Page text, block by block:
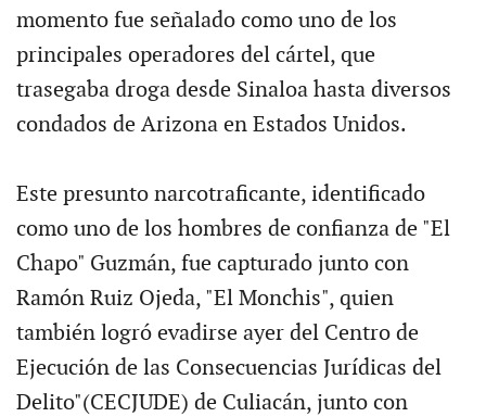
momento fue señalado como uno de los
principales operadores del cártel, que
trasegaba droga desde Sinaloa hasta diversos
condados de Arizona en Estados Unidos.
Este presunto narcotraficante, identificado
como uno de los hombres de confianza de "El
Chapo" Guzmán, fue capturado junto con
Ramón Ruiz Ojeda, "El Monchis", quien
también logró evadirse ayer del Centro de
Ejecución de las Consecuencias Jurídicas del
Delito"(CECJUDE) de Culiacán, junto con